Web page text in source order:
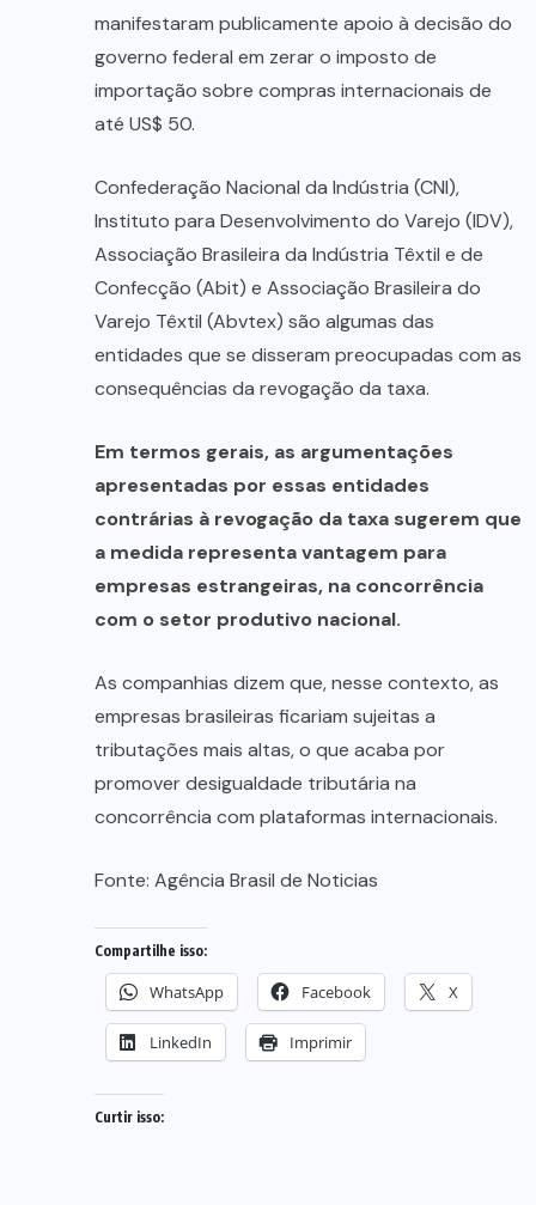
manifestaram publicamente apoio à decisão do
governo federal em zerar o imposto de
importação sobre compras internacionais de
até US$ 50.
Confederação Nacional da Indústria (CNI),
Instituto para Desenvolvimento do Varejo (IDV),
Associação Brasileira da Indústria Têxtil e de
Confecção (Abit) e Associação Brasileira do
Varejo Têxtil (Abvtex) são algumas das
entidades que se disseram preocupadas com as
consequências da revogação da taxa.
Em termos gerais, as argumentações
apresentadas por essas entidades
contrárias à revogação da taxa sugerem que
a medida representa vantagem para
empresas estrangeiras, na concorrência
com o setor produtivo nacional.
As companhias dizem que, nesse contexto, as
empresas brasileiras ficariam sujeitas a
tributações mais altas, o que acaba por
promover desigualdade tributária na
concorrência com plataformas internacionais.
Fonte: Agência Brasil de Noticias
Compartilhe isso:
WhatsApp Facebook X
LinkedIn Imprimir
Curtir isso: